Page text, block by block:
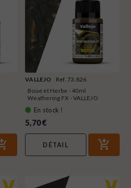
VALLEJO
Ref. 73.826
Boue et Herbe - 40ml
Weathering FX - VALLEJO
73.826
En stock !
5,70 €
DÉTAIL